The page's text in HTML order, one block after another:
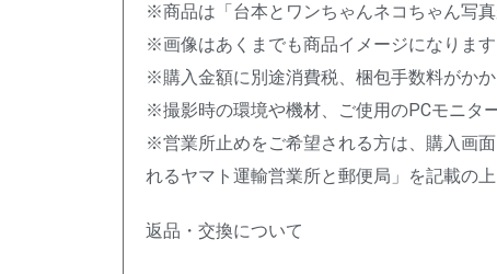
※商品は「台本とワンちゃんネコちゃん写
※画像はあくまでも商品イメージになります
※購入金額に別途消費税、梱包手数料がかか
※撮影時の環境や機材、ご使用のPCモニタ
※営業所止めをご希望される方は、購入画
れるヤマト運輸営業所と郵便局」を記載の上
返品・交換について